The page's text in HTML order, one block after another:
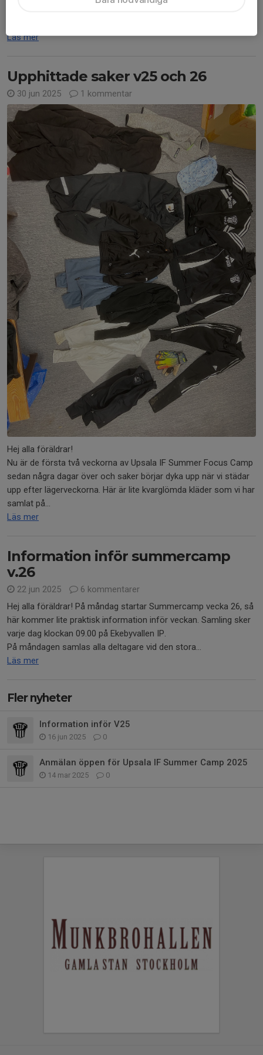
Läs mer
Upphittade saker v25 och 26
30 jun 2025 1 kommentar
Hej alla föräldrar!
Nu är de första två veckorna av Upsala IF Summer Focus Camp
sedan några dagar över och saker börjar dyka upp när vi städar
upp efter lägerveckorna. Här är lite kvarglömda kläder som vi har
samlat på...
Läs mer
Information inför summercamp
v.26
22 jun 2025
6 kommentarer
Hej alla föräldrar! På måndag startar Summercamp vecka 26, så
här kommer lite praktisk information inför veckan. Samling sker
varje dag klockan 09.00 på Ekebyvallen IP.
På måndagen samlas alla deltagare vid den stora...
Läs mer
Fler nyheter
Information inför V25
16 jun 2025 0
Anmälan öppen för Upsala IF Summer Camp 2025
14 mar 2025 0